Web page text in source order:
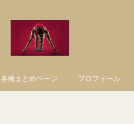
各種まとめページ プロフィール